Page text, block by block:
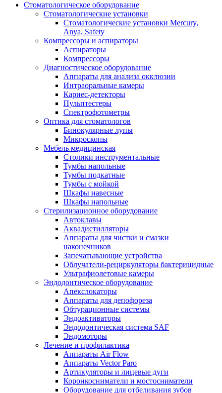
Стоматологическое оборудование
Стоматологические установки
Стоматологические установки Mercury,
Anya, Safety
Компрессоры и аспираторы
Аспираторы
Компрессоры
Диагностическое оборудование
Аппараты для анализа окклюзии
Интраоральные камеры
Кариес-детекторы
Пульптестеры
Спектрофотометры
Оптика для стоматологов
Бинокулярные лупы
Микроскопы
Мебель медицинская
Столики инструментальные
Тумбы напольные
Тумбы подкатные
Тумбы с мойкой
Шкафы навесные
Шкафы напольные
Стерилизационное оборудование
Автоклавы
Аквадистилляторы
Аппараты для чистки и смазки
наконечников
Запечатывающие устройства
Облучатели-рециркуляторы бактерицидные
Ультрафиолетовые камеры
Эндодонтическое оборудование
Апекслокаторы
Аппараты для депофореза
Обтурационные системы
Эндоактиваторы
Эндодонтическая система SAF
Эндомоторы
Лечение и профилактика
Аппараты Air Flow
Аппараты Vector Paro
Артикуляторы и лицевые дуги
Коронкосниматели и мостосниматели
Оборудование для отбеливания зубов